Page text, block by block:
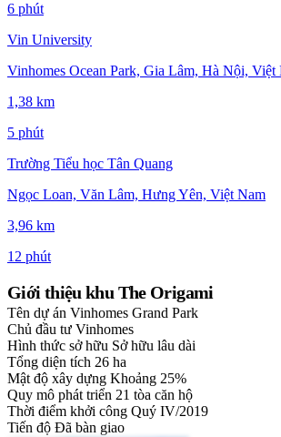
6 phút
Vin University
Vinhomes Ocean Park, Gia Lâm, Hà Nội, Việt
1,38 km
5 phút
Trường Tiểu học Tân Quang
Ngọc Loan, Văn Lâm, Hưng Yên, Việt Nam
3,96 km
12 phút
Giới thiệu khu The Origami
Tên dự án Vinhomes Grand Park
Chủ đầu tư Vinhomes
Hình thức sở hữu Sở hữu lâu dài
Tổng diện tích 26 ha
Mật độ xây dựng Khoảng 25%
Quy mô phát triển 21 tòa căn hộ
Thời điểm khởi công Quý IV/2019
Tiến độ Đã bàn giao